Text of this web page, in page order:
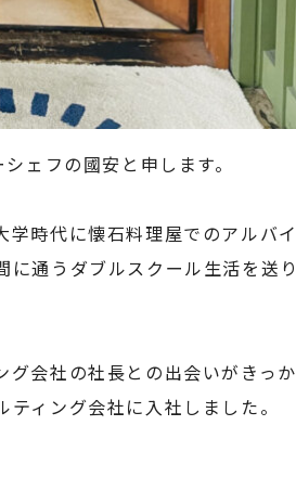
ェフの國安と申します。
時代に懐石料理屋でのアルバイ
に通うダブルスクール生活を送り
会社の社長との出会いがきっか
ィング会社に入社しました。